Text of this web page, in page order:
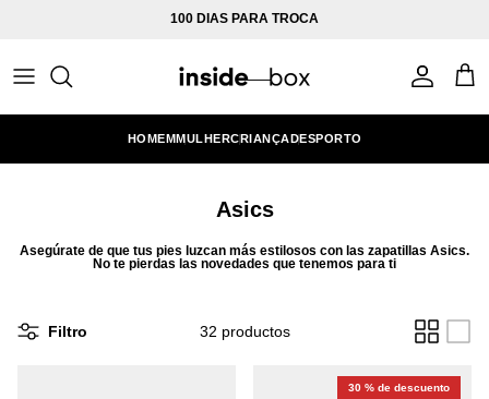
100 DIAS PARA TROCA
Cuenta
HOMEMMULHERCRIANÇADESPORTO
Asics
Asegúrate de que tus pies luzcan más estilosos con las zapatillas Asics.
No te pierdas las novedades que tenemos para ti
Filtro 32 productos
30 % de descuento